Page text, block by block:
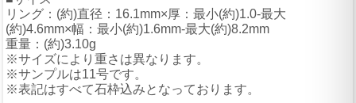
リング：(約)直径：16.1mm×厚：最小(約)1.0-最大
(約)4.6mm×幅：最小(約)1.6mm-最大(約)8.2mm
重量：(約)3.10g
※サイズにより重さは異なります。
※サンプルは11号です。
※表記はすべて石枠込みとなっております。